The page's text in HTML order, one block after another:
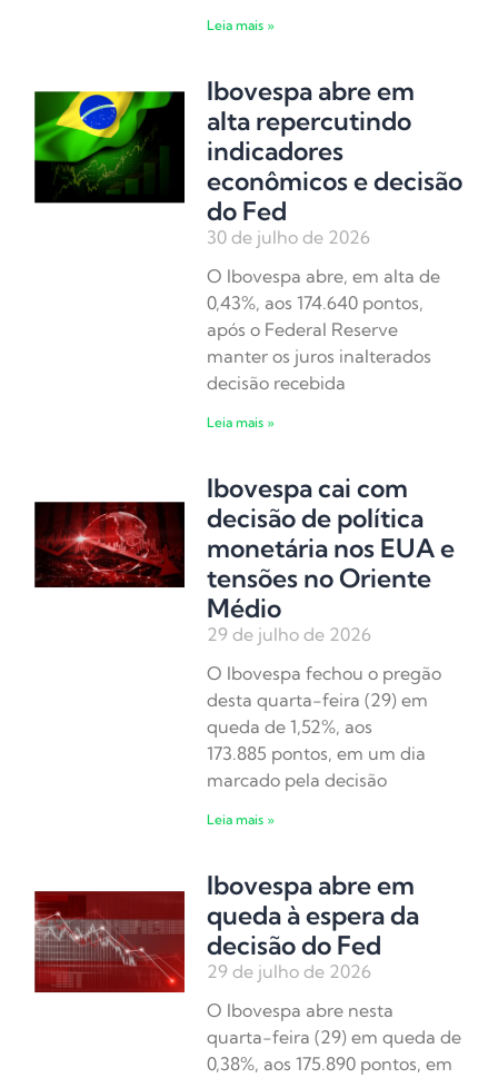
Leia mais »
Ibovespa abre em
alta repercutindo
indicadores
econômicos e decisão
do Fed
30 de julho de 2026
O Ibovespa abre, em alta de
0,43%, aos 174.640 pontos,
após o Federal Reserve
manter os juros inalterados
decisão recebida
Leia mais »
Ibovespa cai com
decisão de política
monetária nos EUA e
tensões no Oriente
Médio
29 de julho de 2026
O Ibovespa fechou o pregão
desta quarta-feira (29) em
queda de 1,52%, aos
173.885 pontos, em um dia
marcado pela decisão
Leia mais »
Ibovespa abre em
queda à espera da
decisão do Fed
29 de julho de 2026
O Ibovespa abre nesta
quarta-feira (29) em queda de
0,38%, aos 175.890 pontos, em